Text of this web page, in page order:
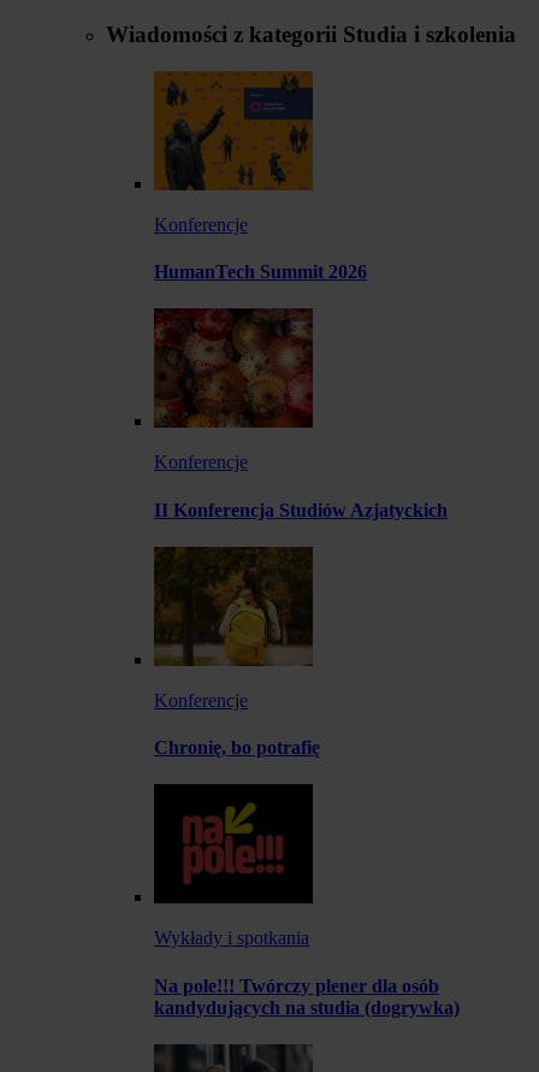
Wiadomości z kategorii Studia i szkolenia
Konferencje
HumanTech Summit 2026
Konferencje
II Konferencja Studiów Azjatyckich
Konferencje
Chronię, bo potrafię
Wykłady i spotkania
Na pole!!! Twórczy plener dla osób
kandydujących na studia (dogrywka)